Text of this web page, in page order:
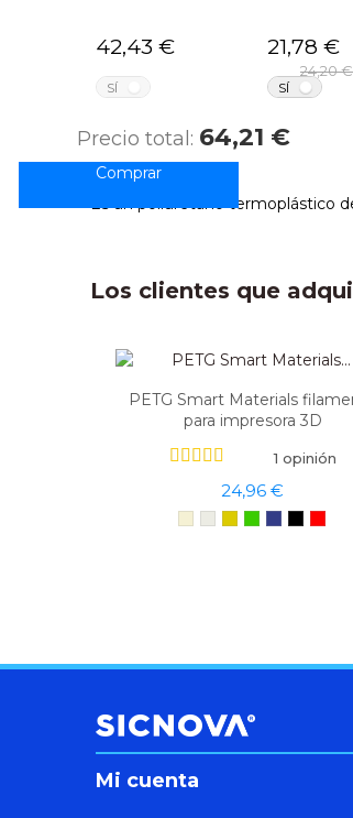
42,43 €
SÍ
21,78 €
24,20 €
SÍ
Precio total: 64,21 €
Es un poliuretano termoplástico
Los clientes que
PETG Smart Materials
para impresora 3D
1 opinión
24,96 €
Mi cuenta